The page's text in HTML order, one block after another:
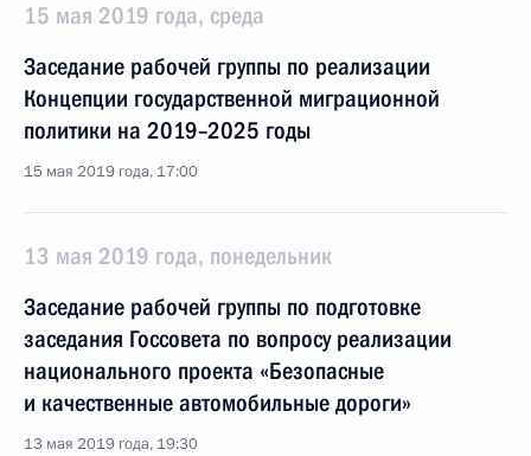
15 мая 2019 года, среда
Заседание рабочей группы по реализации
Концепции государственной миграционной
политики на 2019–2025 годы
15 мая 2019 года, 17:00
13 мая 2019 года, понедельник
Заседание рабочей группы по подготовке
заседания Госсовета по вопросу реализации
национального проекта «Безопасные
и качественные автомобильные дороги»
13 мая 2019 года, 19:30